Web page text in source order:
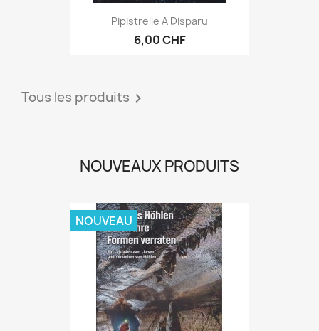
Pipistrelle A Disparu
6,00 CHF
Tous les produits 
NOUVEAUX PRODUITS
NOUVEAU